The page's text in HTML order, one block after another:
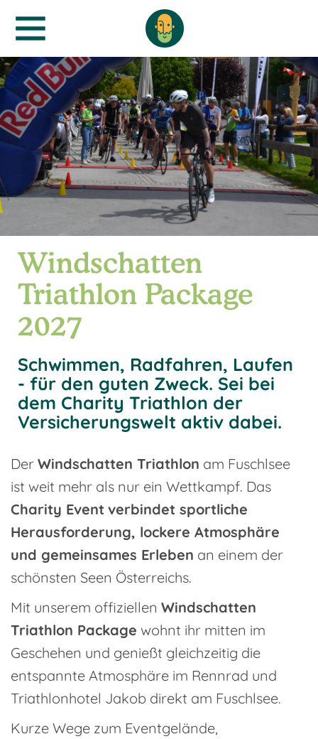
Windschatten
Triathlon Package
2027
Schwimmen, Radfahren, Laufen
- für den guten Zweck. Sei bei
dem Charity Triathlon der
Versicherungswelt aktiv dabei.
Der Windschatten Triathlon am Fuschlsee
ist weit mehr als nur ein Wettkampf. Das
Charity Event verbindet sportliche
Herausforderung, lockere Atmosphäre
und gemeinsames Erleben an einem der
schönsten Seen Österreichs.
Mit unserem offiziellen Windschatten
Triathlon Package wohnt ihr mitten im
Geschehen und genießt gleichzeitig die
entspannte Atmosphäre im Rennrad und
Triathlonhotel Jakob direkt am Fuschlsee.
Kurze Wege zum Eventgelände,